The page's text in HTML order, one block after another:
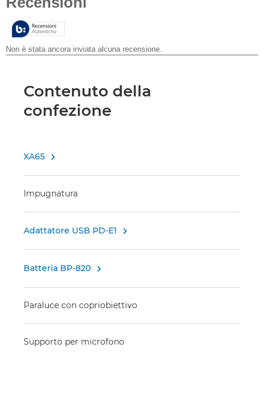
Contenuto della
confezione
XA65 
Impugnatura
Adattatore USB PD-E1 
Batteria BP-820 
Paraluce con copriobiettivo
Supporto per microfono